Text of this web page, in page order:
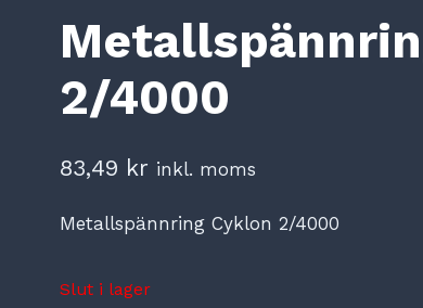
2/4000
83,49 kr inkl. moms
Metallspännring Cyklon 2/4000
Slut i lager